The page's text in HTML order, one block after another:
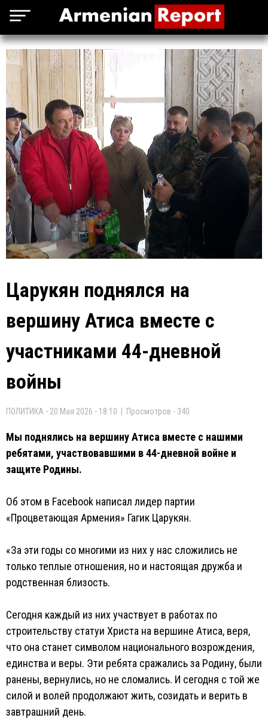
Царукян поднялся на
вершину Атиса вместе с
участниками 44-дневной
войны
ПОЛИТИКА - 20 Мая 2026 - 18:10 | Просмотров - 340
Мы поднялись на вершину Атиса вместе с нашими
ребятами, участвовавшими в 44-дневной войне и
защите Родины.
Об этом в Facebook написал лидер партии
«Процветающая Армения» Гагик Царукян.
«За эти годы со многими из них у нас сложились не
только теплые отношения, но и настоящая дружба и
родственная близость.
Сегодня каждый из них участвует в работах по
строительству статуи Христа на вершине Атиса, веря,
что она станет символом национального возрождения,
единства и веры. Эти ребята сражались за Родину, были
ранены, вернулись, но не сломались. И сегодня с той же
силой и волей продолжают жить, созидать и верить в
завтрашний день.